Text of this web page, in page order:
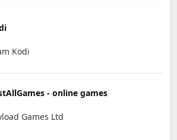
Kodi
- online games
Games Ltd